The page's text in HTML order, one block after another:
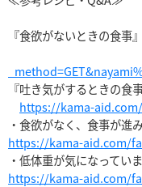
『食欲がないときの食事』
『吐き気がするときの食事
https://kama-
https://kama-aid.com/
https://kama-aid.com/